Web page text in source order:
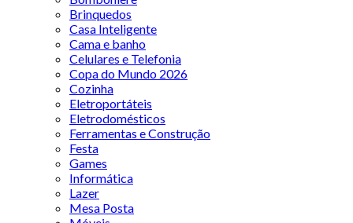
Brinquedos
Casa Inteligente
Cama e banho
Celulares e Telefonia
Copa do Mundo 2026
Cozinha
Eletroportáteis
Eletrodomésticos
Ferramentas e Construção
Festa
Games
Informática
Lazer
Mesa Posta